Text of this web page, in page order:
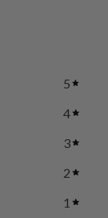
5
4
3
2
1